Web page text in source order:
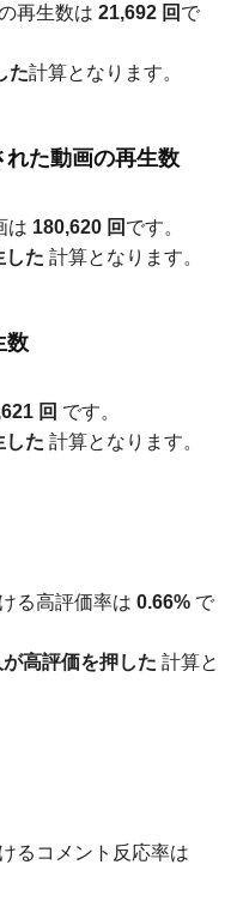
再生数は 21,692 回 で
た計算となります。
た動画の再生数
は 180,620 回 です。
した 計算となります。
数
回 です。
した 計算となります。
る高評価率は 0.66% で
高評価を押した 計算と
るコメント反応率は